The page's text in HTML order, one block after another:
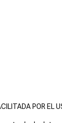
POR EL